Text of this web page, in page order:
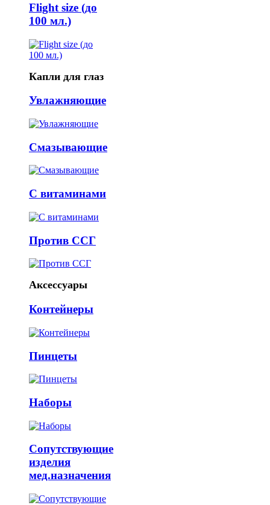
Flight size (до
100 мл.)
Капли для глаз
Увлажняющие
Смазывающие
С витаминами
Против ССГ
Аксессуары
Контейнеры
Пинцеты
Наборы
Сопутствующие
изделия
мед.назначения